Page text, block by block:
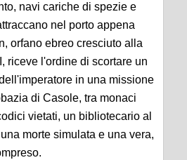
navi cariche di spezie e
nel porto appena
orfano ebreo cresciuto alla
riceve l'ordine di scortare un
in una missione
di Casole, tra monaci
vietati, un bibliotecario al
morte simulata e una vera,